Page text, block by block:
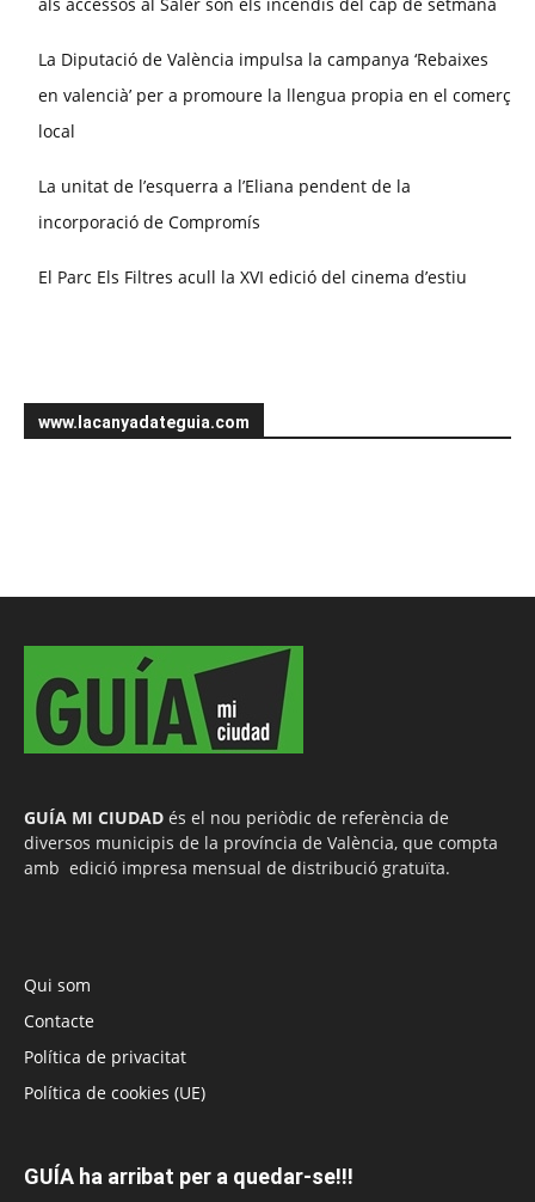
als accessos al Saler són els incendis del cap de setmana
La Diputació de València impulsa la campanya ‘Rebaixes
en valencià’ per a promoure la llengua propia en el comerç
local
La unitat de l’esquerra a l’Eliana pendent de la
incorporació de Compromís
El Parc Els Filtres acull la XVI edició del cinema d’estiu
www.lacanyadateguia.com
GUÍA MI CIUDAD és el nou periòdic de referència de
diversos municipis de la província de València, que compta
amb edició impresa mensual de distribució gratuïta.
Qui som
Contacte
Política de privacitat
Política de cookies (UE)
GUÍA ha arribat per a quedar-se!!!